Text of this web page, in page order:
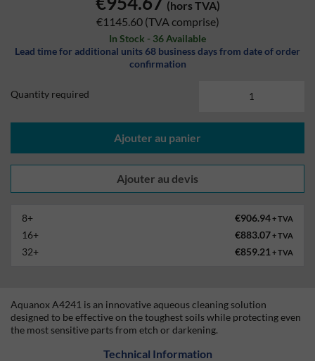
(hors TVA)
€1145.60 (TVA comprise)
In Stock - 36 Available
Lead time for additional units 68 business days from date of order
confirmation
Quantity required
Ajouter au panier
8+ €906.94+ TVA
16+ €883.07+ TVA
32+ €859.21 + TVA
Aquanox A4241 is an innovative aqueous cleaning solution
designed to be effective on the toughest soils while protecting even
the most sensitive parts from etch or darkening.
Technical Information